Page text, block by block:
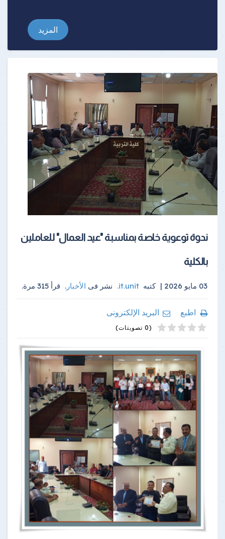
المزيد
ندوة توعوية خاصة بمناسبة "عيد العمال" للعاملين
بالكلية
03 مايو 2026 | كتبه it.unit
. نشر فى الأخبار . قرأ 315 مرة.
اطبع
البريد الإلكترونى
1
2
3
4
5 (0 تصويتات)